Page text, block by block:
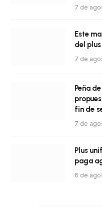
7 de
Este
del
7 de
Peña
fin de
7 de
Plus
paga
6 de